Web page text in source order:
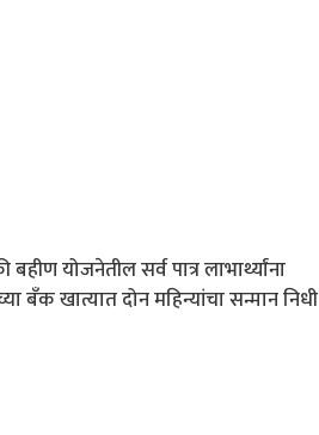
योजनेतील सर्व पात्र लाभार्थ्यांना
बँक खात्यात दोन महिन्यांचा सन्मान निधी